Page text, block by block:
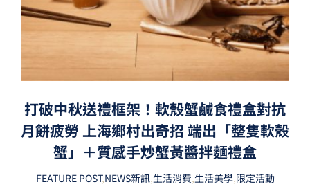
打破中秋送禮框架！軟殼蟹鹹食禮盒對抗
月餅疲勞 上海鄉村出奇招 端出「整隻軟殼
蟹」＋質感手炒蟹黃醬拌麵禮盒
FEATURE POST,NEWS新訊,生活消費,生活美學,限定活動